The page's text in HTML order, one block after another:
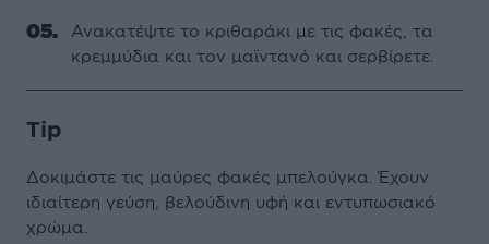
Ανακατέψτε το κριθαράκι με τις φακές, τα
κρεμμύδια και τον μαϊντανό και σερβίρετε.
Tip
Δοκιμάστε τις μαύρες φακές μπελούγκα. Έχουν
ιδιαίτερη γεύση, βελούδινη υφή και εντυπωσιακό
χρώμα.